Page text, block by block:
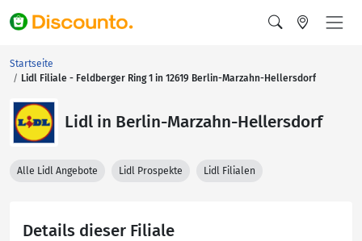
Startseite
Lidl Filiale - Feldberger Ring 1 in 12619 Berlin-Marzahn-Hellersdorf
Lidl in Berlin-Marzahn-Hellersdorf
Alle Lidl Angebote Lidl Prospekte Lidl Filialen
Details dieser Filiale